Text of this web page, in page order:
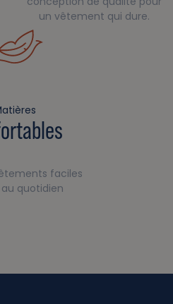
un vêtement qui dure.
faciles
quotidien